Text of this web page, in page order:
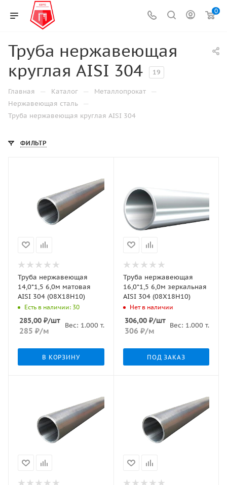
0
Труба нержавеющая
круглая AISI 304
19
Главная — Каталог — Металлопрокат —
Нержавеющая сталь —
Труба нержавеющая круглая AISI 304
ФИЛЬТР
Труба нержавеющая
14,0*1,5 6,0м матовая
AISI 304 (08Х18Н10)
Есть в наличии: 30
285,00 ₽/шт
285 ₽/м
Вес: 1.000 т.
В КОРЗИНУ
Труба нержавеющая
16,0*1,5 6,0м зеркальная
AISI 304 (08Х18Н10)
Нет в наличии
306,00₽/шт
306₽/м
Вес: 1.000 т.
ПОД ЗАКАЗ